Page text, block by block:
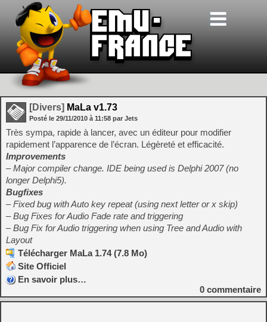
[Divers] MaLa v1.73
Posté le 29/11/2010 à 11:58 par Jets
Très sympa, rapide à lancer, avec un éditeur pour modifier
rapidement l’apparence de l’écran. Légèreté et efficacité.
Improvements
– Major compiler change. IDE being used is Delphi 2007 (no
longer Delphi5).
Bugfixes
– Fixed bug with Auto key repeat (using next letter or x skip)
– Bug Fixes for Audio Fade rate and triggering
– Bug Fix for Audio triggering when using Tree and Audio with
Layout
Télécharger MaLa 1.74 (7.8 Mo)
Site Officiel
En savoir plus…
0 commentaire